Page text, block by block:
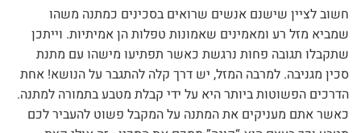
חשוב לציין שישנם אנשים שרואים בסכינים כמתנה משהו
שמביא מזל רע ומאמינים שאמונות טפלות הן אמיתיות. וייתכן
שתקבלו תגובה פחות נרגשת כאשר תפתיעו מישהו עם מתנת
סכין מגניבה. למרבה המזל, יש דרך קלה להתגבר על הנושא! אחת
הדרכים הפשוטות ביותר היא על ידי קבלת מטבע בתמורה למתנה.
כאשר אתם מעניקים את המתנה על המקבל פשוט להעביר לכם